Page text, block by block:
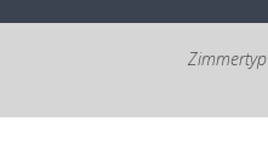
Zimmertyp